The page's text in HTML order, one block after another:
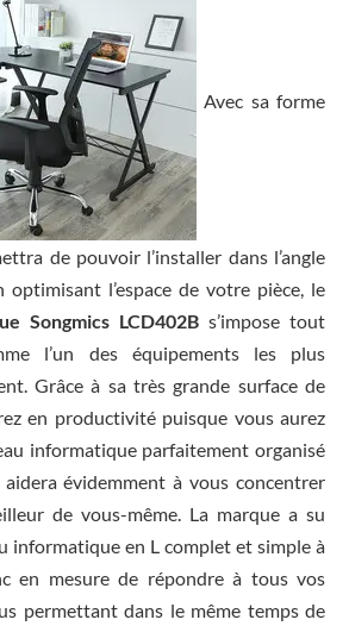
Avec sa forme
de pouvoir l’installer dans l’angle
optimisant l’espace de votre pièce, le
Songmics LCD402B s’impose tout
l’un des équipements les plus
Grâce à sa très grande surface de
en productivité puisque vous aurez
informatique parfaitement organisé
évidemment à vous concentrer
de vous-même. La marque a su
informatique en L complet et simple à
en mesure de répondre à tous vos
permettant dans le même temps de